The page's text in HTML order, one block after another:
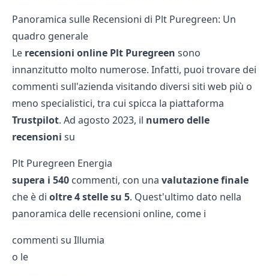
Panoramica sulle Recensioni di Plt Puregreen: Un
quadro generale
Le recensioni online Plt Puregreen sono
innanzitutto molto numerose. Infatti, puoi trovare dei
commenti sull'azienda visitando diversi siti web più o
meno specialistici, tra cui spicca la piattaforma
Trustpilot. Ad agosto 2023, il numero delle
recensioni su
Plt Puregreen Energia
supera i 540 commenti, con una valutazionefinale
che è di oltre 4 stelle su 5. Quest'ultimo dato nella
panoramica delle recensioni online, come i
commenti su Illumia
o le